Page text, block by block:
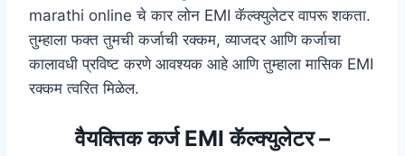
marathi online चे कार लोन EMI कॅल्क्युलेटर वापरू शकता.
तुम्हाला फक्त तुमची कर्जाची रक्कम, व्याजदर आणि कर्जाचा
कालावधी प्रविष्ट करणे आवश्यक आहे आणि तुम्हाला मासिक EMI
रक्कम त्वरित मिळेल.
वैयक्तिक कर्ज EMI कॅल्क्युलेटर –